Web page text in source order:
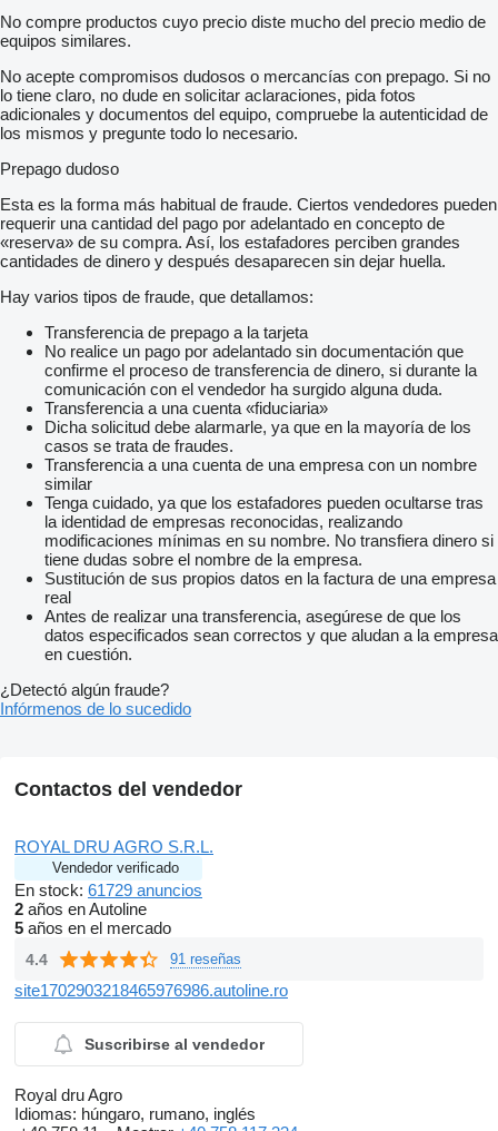
No compre productos cuyo precio diste mucho del precio medio de
equipos similares.
No acepte compromisos dudosos o mercancías con prepago. Si no
lo tiene claro, no dude en solicitar aclaraciones, pida fotos
adicionales y documentos del equipo, compruebe la autenticidad de
los mismos y pregunte todo lo necesario.
Prepago dudoso
Esta es la forma más habitual de fraude. Ciertos vendedores pueden
requerir una cantidad del pago por adelantado en concepto de
«reserva» de su compra. Así, los estafadores perciben grandes
cantidades de dinero y después desaparecen sin dejar huella.
Hay varios tipos de fraude, que detallamos:
Transferencia de prepago a la tarjeta
No realice un pago por adelantado sin documentación que
confirme el proceso de transferencia de dinero, si durante la
comunicación con el vendedor ha surgido alguna duda.
Transferencia a una cuenta «fiduciaria»
Dicha solicitud debe alarmarle, ya que en la mayoría de los
casos se trata de fraudes.
Transferencia a una cuenta de una empresa con un nombre
similar
Tenga cuidado, ya que los estafadores pueden ocultarse tras
la identidad de empresas reconocidas, realizando
modificaciones mínimas en su nombre. No transfiera dinero si
tiene dudas sobre el nombre de la empresa.
Sustitución de sus propios datos en la factura de una empresa
real
Antes de realizar una transferencia, asegúrese de que los
datos especificados sean correctos y que aludan a la empresa
en cuestión.
¿Detectó algún fraude?
Infórmenos de lo sucedido
Contactos del vendedor
ROYAL DRU AGRO S.R.L.
Vendedor verificado
En stock: 61729 anuncios
2 años en Autoline
5 años en el mercado
4.4 91 reseñas
site1702903218465976986.autoline.ro
Suscribirse al vendedor
Royal dru Agro
Idiomas: húngaro, rumano, inglés